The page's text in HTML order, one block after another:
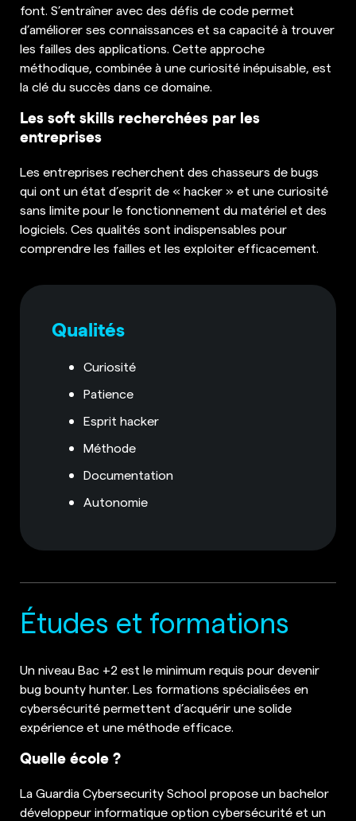
font. S’entraîner avec des défis de code permet
d’améliorer ses connaissances et sa capacité à trouver
les failles des applications. Cette approche
méthodique, combinée à une curiosité inépuisable, est
la clé du succès dans ce domaine.
Les soft skills recherchées par les
entreprises
Les entreprises recherchent des chasseurs de bugs
qui ont un état d’esprit de « hacker » et une curiosité
sans limite pour le fonctionnement du matériel et des
logiciels. Ces qualités sont indispensables pour
comprendre les failles et les exploiter efficacement.
Qualités
Curiosité
Patience
Esprit hacker
Méthode
Documentation
Autonomie
Études et formations
Un niveau Bac +2 est le minimum requis pour devenir
bug bounty hunter. Les formations spécialisées en
cybersécurité permettent d’acquérir une solide
expérience et une méthode efficace.
Quelle école ?
La Guardia Cybersecurity School propose un bachelor
développeur informatique option cybersécurité et un